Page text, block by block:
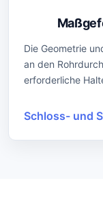
Die Geometrie
an den
erforderliche
Schloss- und